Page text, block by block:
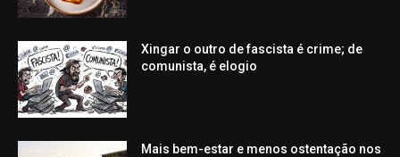
Xingar o outro de fascista é crime; de
comunista, é elogio
Mais bem-estar e menos ostentação nos